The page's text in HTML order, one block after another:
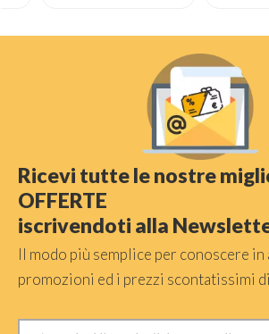
Ricevi tutte le nostre
OFFERTE
iscrivendoti alla
Il modo più semplice per conoscere in
promozioni ed i prezzi scontatissimi